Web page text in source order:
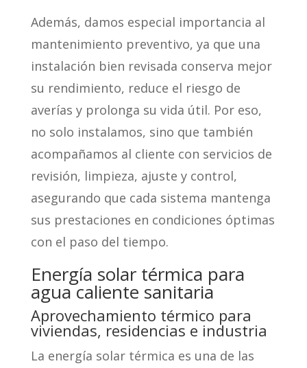
Además, damos especial importancia al
mantenimiento preventivo, ya que una
instalación bien revisada conserva mejor
su rendimiento, reduce el riesgo de
averías y prolonga su vida útil. Por eso,
no solo instalamos, sino que también
acompañamos al cliente con servicios de
revisión, limpieza, ajuste y control,
asegurando que cada sistema mantenga
sus prestaciones en condiciones óptimas
con el paso del tiempo.
Energía solar térmica para
agua caliente sanitaria
Aprovechamiento térmico para
viviendas, residencias e industria
La energía solar térmica es una de las